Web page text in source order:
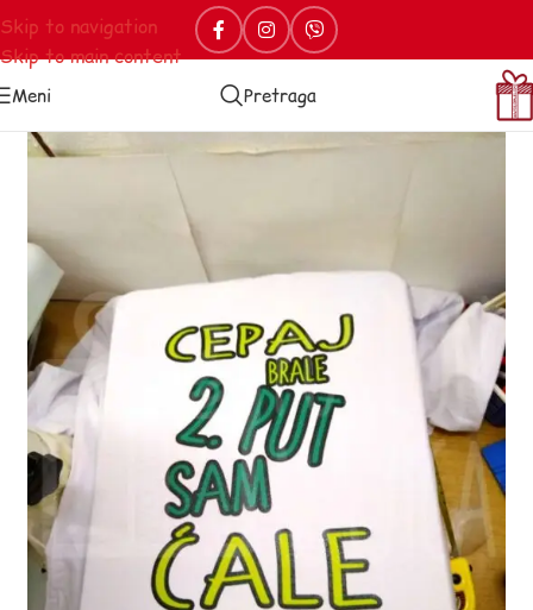
Skip to navigation
Skip to main content
Meni Pretraga